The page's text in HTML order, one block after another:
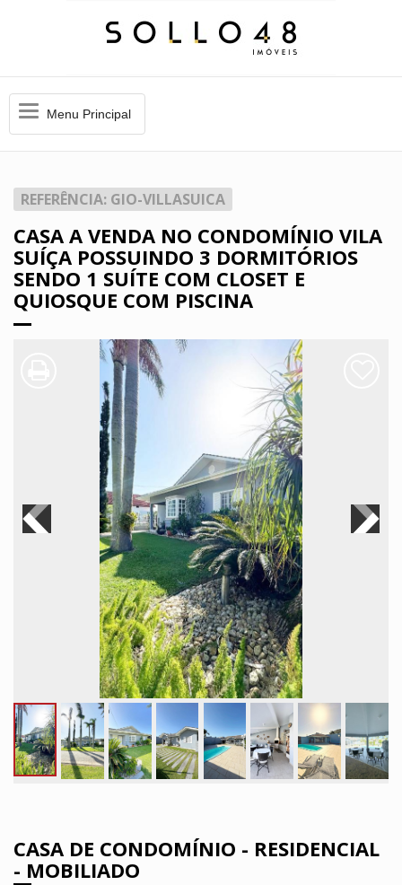
MenuMenu Principal
REFERÊNCIA: GIO-VILLASUICA
CASA A VENDA NO CONDOMÍNIO VILA
SUÍÇA POSSUINDO 3 DORMITÓRIOS
SENDO 1 SUÍTE COM CLOSET E
QUIOSQUE COM PISCINA
CASA DE CONDOMÍNIO - RESIDENCIAL
- MOBILIADO